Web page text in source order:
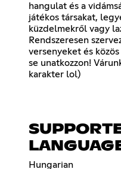
hangulat és a
játékos társakat,
küzdelmekről vagy
Rendszeresen
versenyeket és
se unatkozzon!
karakter lol)
Hungarian